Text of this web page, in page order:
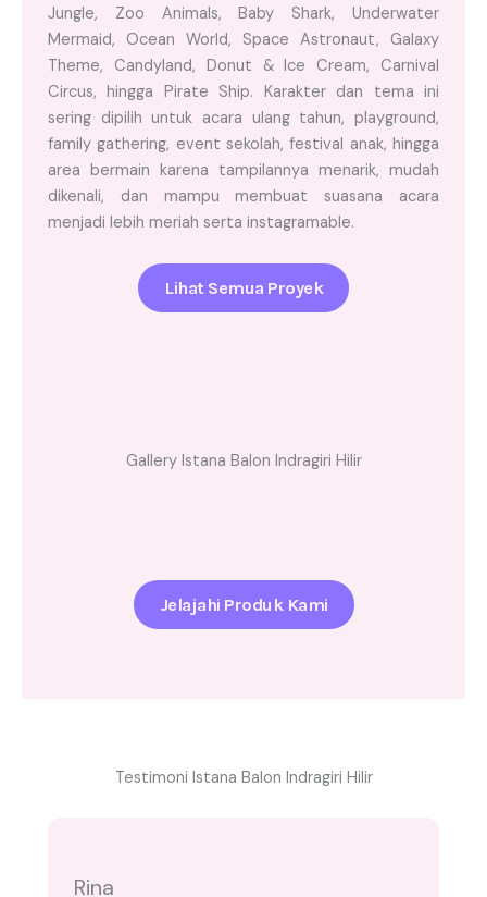
Jungle, Zoo Animals, Baby Shark, Underwater
Mermaid, Ocean World, Space Astronaut, Galaxy
Theme, Candyland, Donut & Ice Cream, Carnival
Circus, hingga Pirate Ship. Karakter dan tema ini
sering dipilih untuk acara ulang tahun, playground,
family gathering, event sekolah, festival anak, hingga
area bermain karena tampilannya menarik, mudah
dikenali, dan mampu membuat suasana acara
menjadi lebih meriah serta instagramable.
Lihat Semua Proyek
Gallery Istana Balon Indragiri Hilir
Jelajahi Produk Kami
Testimoni Istana Balon Indragiri Hilir
Rina